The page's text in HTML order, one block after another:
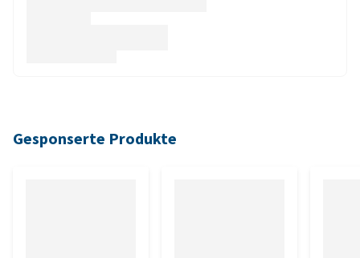
Gesponserte Produkte